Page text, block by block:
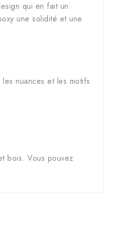
qui en fait un
une solidité et une
nuances et les motifs
bois. Vous pouvez